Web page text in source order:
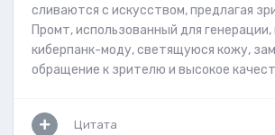
сливаются с искусством, предлагая
Промт, использованный для
киберпанк-моду, светящуюся кожу,
обращение к зрителю и высокое
Цитата